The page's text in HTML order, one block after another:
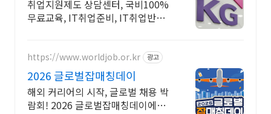
취업지원제도 상담센터, 국비100%
무료교육, IT취업준비, IT취업반과
무료상담
https://www.worldjob.or.kr 광고
2026 글로벌잡매칭데이
해외 커리어의 시작, 글로벌 채용 박
람회! 2026 글로벌잡매칭데이에서